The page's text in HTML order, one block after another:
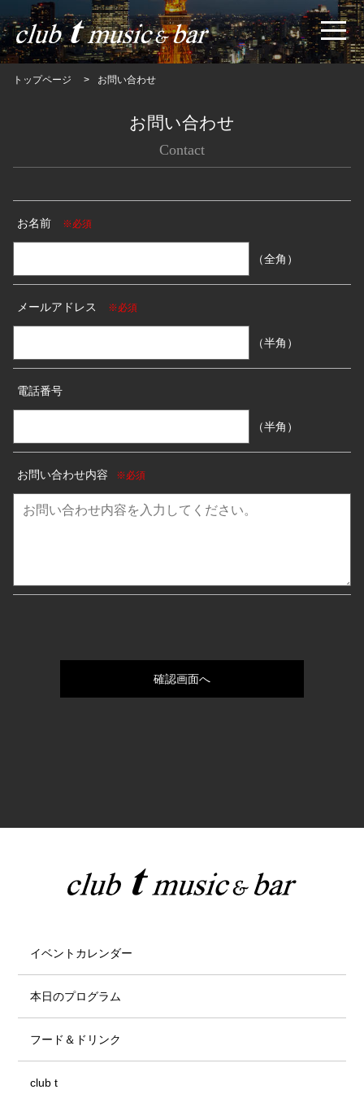
トップページ お問い合わせ
お問い合わせ
Contact
お名前 ※必須
（全角）
メールアドレス ※必須
（半角）
電話番号
（半角）
お問い合わせ内容 ※必須
イベントカレンダー
本日のプログラム
フード＆ドリンク
club t